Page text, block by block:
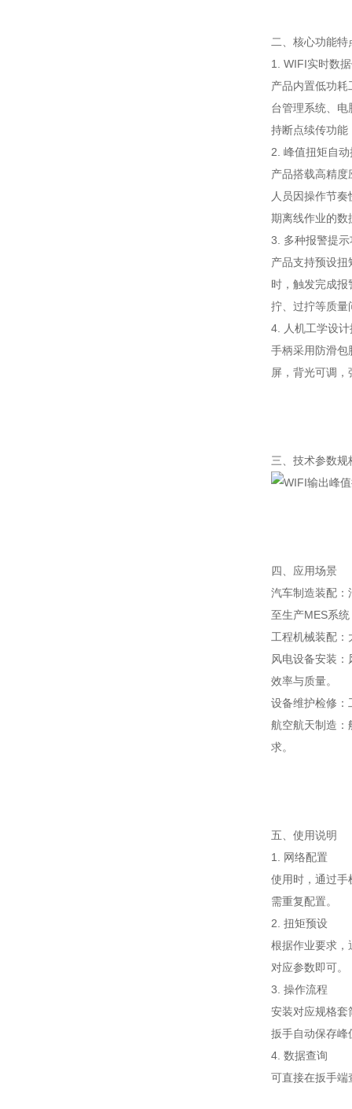
二、核心功能特
1. WIFI实时数
产品内置低功
台管理系统、
持断点续传功能
2. 峰值扭矩自
产品搭载高精
人员因操作节
期离线作业的数
3. 多种报警提示
产品支持预设
时，触发完成
拧、过拧等质量
4. 人机工学设
手柄采用防滑包
屏，背光可调
三、技术参数规
四、应用场景
汽车制造装配：
至生产MES系
工程机械装配：
风电设备安装
效率与质量。
设备维护检修：
航空航天制造：
求。
五、使用说明
1. 网络配置
使用时，通过手
需重复配置。
2. 扭矩预设
根据作业要求，
对应参数即可。
3. 操作流程
安装对应规格套
扳手自动保存峰
4. 数据查询
可直接在扳手端